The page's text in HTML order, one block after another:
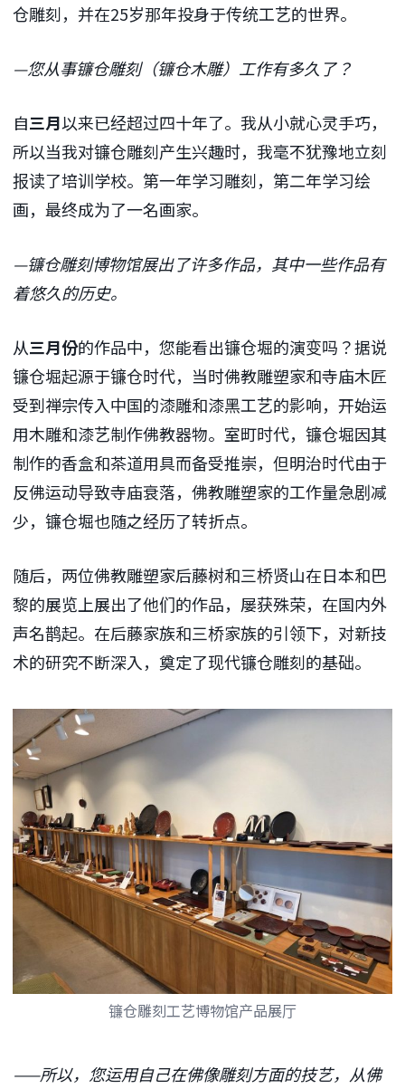
仓雕刻，并在25岁那年投身于传统工艺的世界。
—您从事镰仓雕刻（镰仓木雕）工作有多久了？
自三月以来已经超过四十年了。我从小就心灵手巧，
所以当我对镰仓雕刻产生兴趣时，我毫不犹豫地立刻
报读了培训学校。第一年学习雕刻，第二年学习绘
画，最终成为了一名画家。
—镰仓雕刻博物馆展出了许多作品，其中一些作品有
着悠久的历史。
从三月份的作品中，您能看出镰仓堀的演变吗？据说
镰仓堀起源于镰仓时代，当时佛教雕塑家和寺庙木匠
受到禅宗传入中国的漆雕和漆黑工艺的影响，开始运
用木雕和漆艺制作佛教器物。室町时代，镰仓堀因其
制作的香盒和茶道用具而备受推崇，但明治时代由于
反佛运动导致寺庙衰落，佛教雕塑家的工作量急剧减
少，镰仓堀也随之经历了转折点。
随后，两位佛教雕塑家后藤树和三桥贤山在日本和巴
黎的展览上展出了他们的作品，屡获殊荣，在国内外
声名鹊起。在后藤家族和三桥家族的引领下，对新技
术的研究不断深入，奠定了现代镰仓雕刻的基础。
镰仓雕刻工艺博物馆产品展厅
——所以，您运用自己在佛像雕刻方面的技艺，从佛